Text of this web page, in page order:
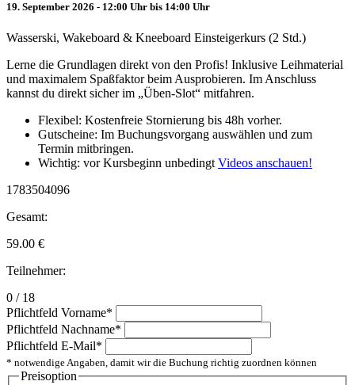
19. September 2026 - 12:00 Uhr bis 14:00 Uhr
Wasserski, Wakeboard & Kneeboard Einsteigerkurs (2 Std.)
Lerne die Grundlagen direkt von den Profis! Inklusive Leihmaterial
und maximalem Spaßfaktor beim Ausprobieren. Im Anschluss
kannst du direkt sicher im „Üben-Slot“ mitfahren.
Flexibel: Kostenfreie Stornierung bis 48h vorher.
Gutscheine: Im Buchungsvorgang auswählen und zum
Termin mitbringen.
Wichtig: vor Kursbeginn unbedingtVideos anschauen!
1783504096
Gesamt:
59.00 €
Teilnehmer:
0 / 18
Pflichtfeld Vorname*
Pflichtfeld Nachname*
Pflichtfeld E-Mail*
* notwendige Angaben, damit wir die Buchung richtig zuordnen können
Preisoption